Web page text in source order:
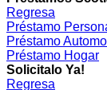
Regresa
Préstamo
Préstamo
Préstamo Hogar
Solicitalo Ya!
Regresa